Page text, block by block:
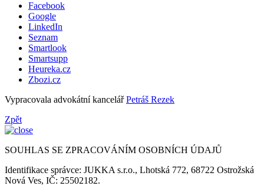
Facebook
Google
LinkedIn
Seznam
Smartlook
Smartsupp
Heureka.cz
Zbozi.cz
Vypracovala advokátní kancelářPetráš Rezek
Zpět
SOUHLAS SE ZPRACOVÁNÍM OSOBNÍCH ÚDAJŮ
Identifikace správce: JUKKA s.r.o., Lhotská 772, 68722 Ostrožská
Nová Ves, IČ: 25502182.